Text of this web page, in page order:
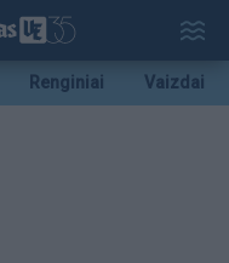
Renginiai Vaizdai